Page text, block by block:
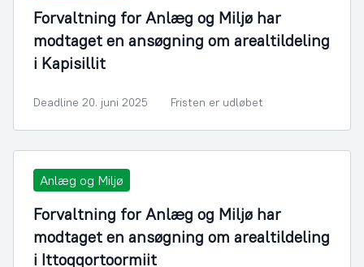
Forvaltning for Anlæg og Miljø har
modtaget en ansøgning om arealtildeling
i Kapisillit
Deadline 20. juni 2025 Fristen er udløbet
Anlæg og Miljø
Forvaltning for Anlæg og Miljø har
modtaget en ansøgning om arealtildeling
i Ittoqqortoormiit